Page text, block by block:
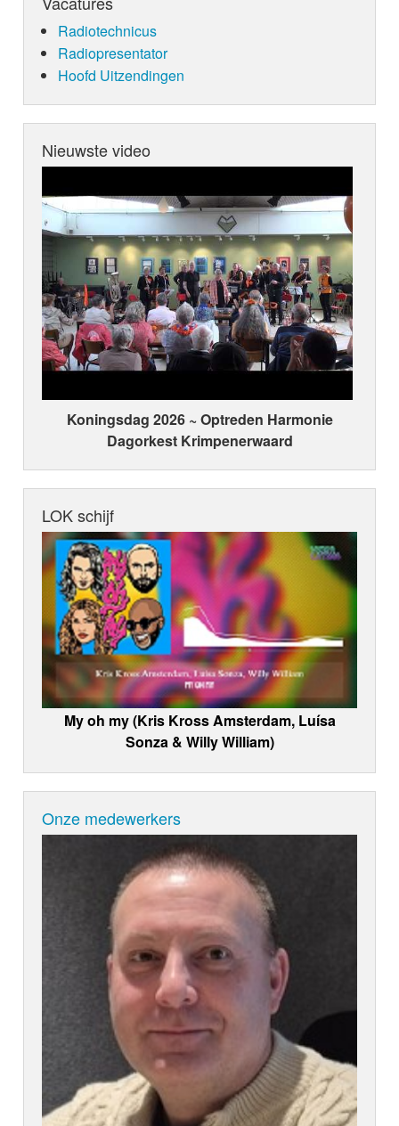
Radiotechnicus
Radiopresentator
Hoofd Uitzendingen
Nieuwste video
Koningsdag 2026 ~ Optreden Harmonie
Dagorkest Krimpenerwaard
LOK schijf
My oh my (Kris Kross Amsterdam, Luísa
Sonza & Willy William)
Onze medewerkers